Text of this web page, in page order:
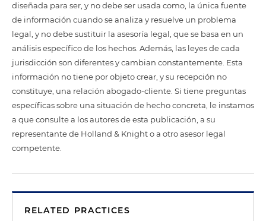
diseñada para ser, y no debe ser usada como, la única fuente
de información cuando se analiza y resuelve un problema
legal, y no debe sustituir la asesoría legal, que se basa en un
análisis específico de los hechos. Además, las leyes de cada
jurisdicción son diferentes y cambian constantemente. Esta
información no tiene por objeto crear, y su recepción no
constituye, una relación abogado-cliente. Si tiene preguntas
específicas sobre una situación de hecho concreta, le instamos
a que consulte a los autores de esta publicación, a su
representante de Holland & Knight o a otro asesor legal
competente.
RELATED PRACTICES